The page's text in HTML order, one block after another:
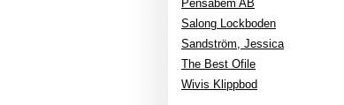
Pensabem AB
Salong Lockboden
Sandström, Jessica
The Best Ofile
Wivis Klippbod